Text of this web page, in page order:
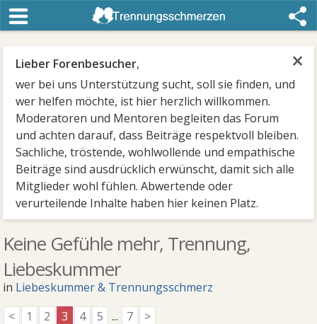
×
Lieber Forenbesucher,
wer bei uns Unterstützung sucht, soll sie finden, und
wer helfen möchte, ist hier herzlich willkommen.
Moderatoren und Mentoren begleiten das Forum
und achten darauf, dass Beiträge respektvoll bleiben.
Sachliche, tröstende, wohlwollende und empathische
Beiträge sind ausdrücklich erwünscht, damit sich alle
Mitglieder wohl fühlen. Abwertende oder
verurteilende Inhalte haben hier keinen Platz.
Keine Gefühle mehr, Trennung,
Liebeskummer
in Liebeskummer & Trennungsschmerz
<
1 2 3 4 5 ... 7 >